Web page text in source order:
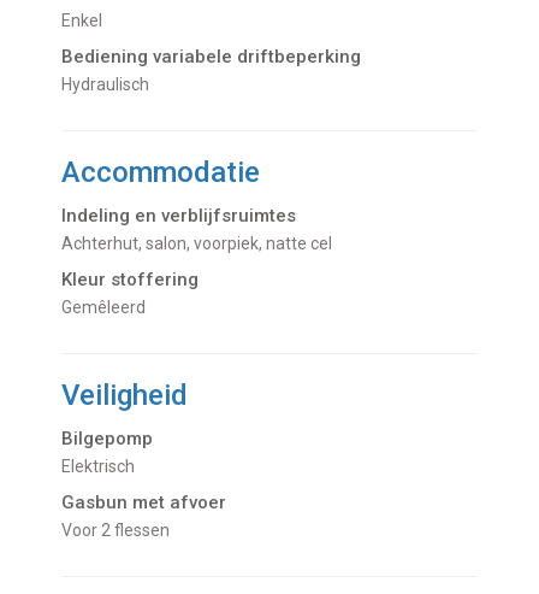
Enkel
Bediening variabele driftbeperking
Hydraulisch
Accommodatie
Indeling en verblijfsruimtes
Achterhut, salon, voorpiek, natte cel
Kleur stoffering
Gemêleerd
Veiligheid
Bilgepomp
Elektrisch
Gasbun met afvoer
voor 2 flessen